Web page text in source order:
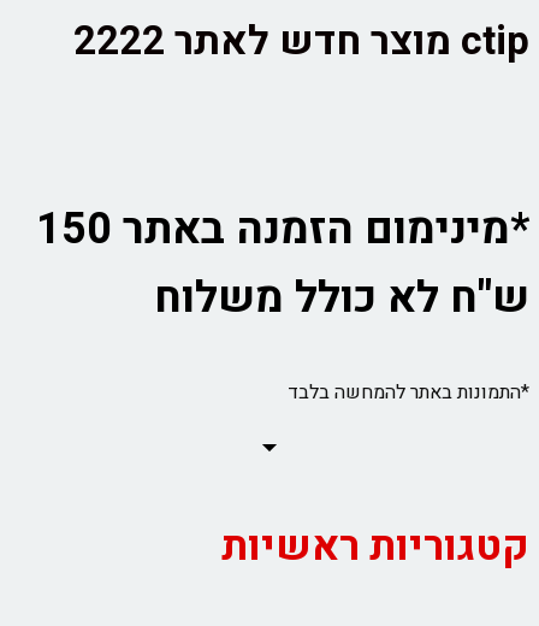
ctip מוצר חדש לאתר 2222
*מינימום הזמנה באתר 150
ש"ח לא כולל משלוח
*התמונות באתר להמחשה בלבד
קטגוריות ראשיות